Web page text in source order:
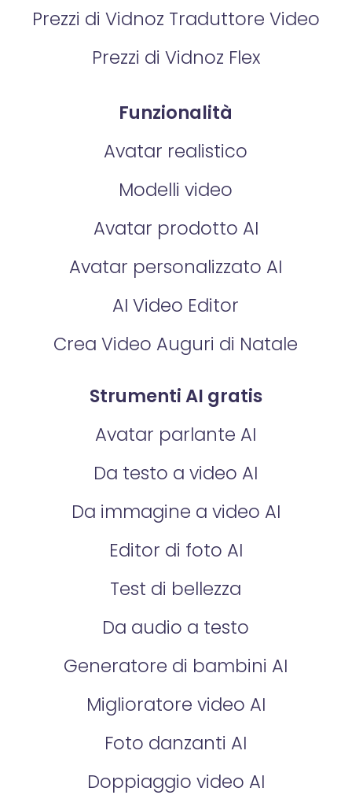
Prezzi di Vidnoz Traduttore Video
Prezzi di Vidnoz Flex
Funzionalità
Avatar realistico
Modelli video
Avatar prodotto AI
Avatar personalizzato AI
AI Video Editor
Crea Video Auguri di Natale
Strumenti AI gratis
Avatar parlante AI
Da testo a video AI
Da immagine a video AI
Editor di foto AI
Test di bellezza
Da audio a testo
Generatore di bambini AI
Miglioratore video AI
Foto danzanti AI
Doppiaggio video AI